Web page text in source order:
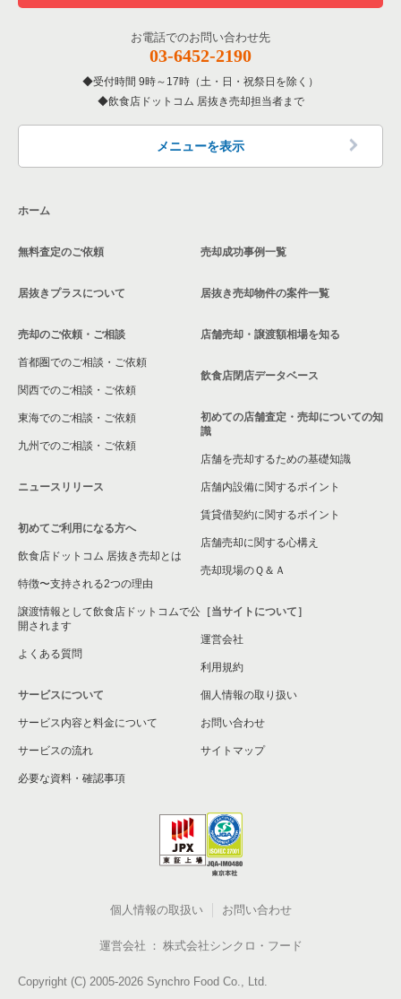
お電話でのお問い合わせ先
03-6452-2190
受付時間 9時～17時（土・日・祝祭日を除く）
飲食店ドットコム 居抜き売却担当者まで
メニューを表示
ホーム
無料査定のご依頼
居抜きプラスについて
売却のご依頼・ご相談
首都圏でのご相談・ご依頼
関西でのご相談・ご依頼
東海でのご相談・ご依頼
九州でのご相談・ご依頼
ニュースリリース
初めてご利用になる方へ
飲食店ドットコム 居抜き売却とは
特徴〜支持される2つの理由
譲渡情報として飲食店ドットコムで公
開されます
よくある質問
サービスについて
サービス内容と料金について
サービスの流れ
必要な資料・確認事項
売却成功事例一覧
居抜き売却物件の案件一覧
店舗売却・譲渡額相場を知る
飲食店閉店データベース
初めての店舗査定・売却についての知
識
店舗を売却するための基礎知識
店舗内設備に関するポイント
賃貸借契約に関するポイント
店舗売却に関する心構え
売却現場のＱ＆Ａ
［当サイトについて］
運営会社
利用規約
個人情報の取り扱い
お問い合わせ
サイトマップ
個人情報の取扱い お問い合わせ
運営会社 株式会社シンクロ・フード
Copyright (C) 2005-2026 Synchro Food Co., Ltd.